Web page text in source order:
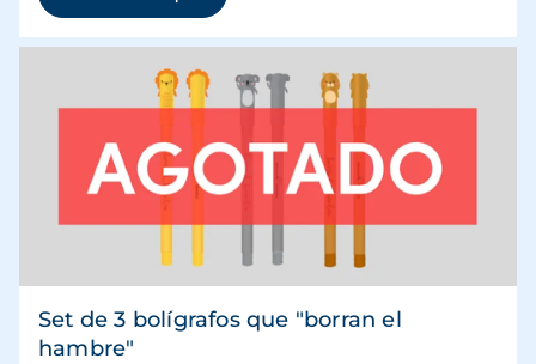
Set de 3 bolígrafos que "borran el
hambre"